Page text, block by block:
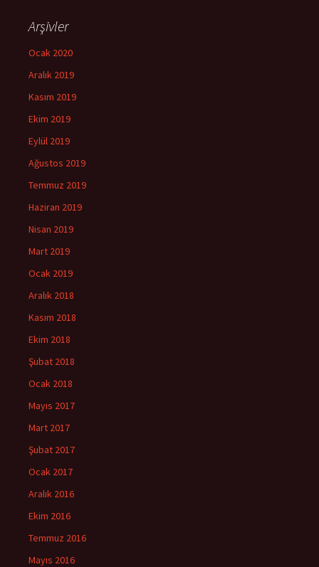
Arşivler
Ocak 2020
Aralık 2019
Kasım 2019
Ekim 2019
Eylül 2019
Ağustos 2019
Temmuz 2019
Haziran 2019
Nisan 2019
Mart 2019
Ocak 2019
Aralık 2018
Kasım 2018
Ekim 2018
Şubat 2018
Ocak 2018
Mayıs 2017
Mart 2017
Şubat 2017
Ocak 2017
Aralık 2016
Ekim 2016
Temmuz 2016
Mayıs 2016